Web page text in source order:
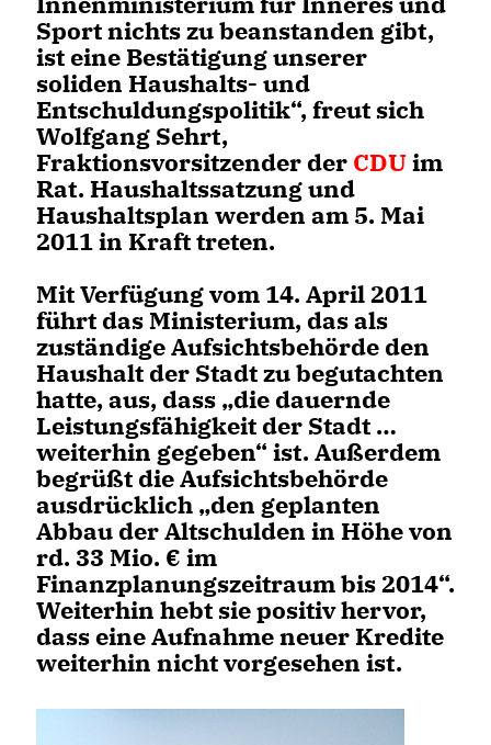
Sport nichts zu beanstanden gibt,
ist eine Bestätigung unserer
soliden Haushalts- und
Entschuldungspolitik“, freut sich
Wolfgang Sehrt,
Fraktionsvorsitzender der CDUim
Rat. Haushaltssatzung und
Haushaltsplan werden am 5. Mai
2011 in Kraft treten.
Mit Verfügung vom 14. April 2011
führt das Ministerium, das als
zuständige Aufsichtsbehörde den
Haushalt der Stadt zu begutachten
hatte, aus, dass „die dauernde
Leistungsfähigkeit der Stadt
weiterhin gegeben“ ist. Außerdem
begrüßt die Aufsichtsbehörde
ausdrücklich „den geplanten
Abbau der Altschulden in Höhe von
rd. 33 Mio. € im
Finanzplanungszeitraum bis 2014“.
Weiterhin hebt sie positiv hervor,
dass eine Aufnahme neuer Kredite
weiterhin nicht vorgesehen ist.